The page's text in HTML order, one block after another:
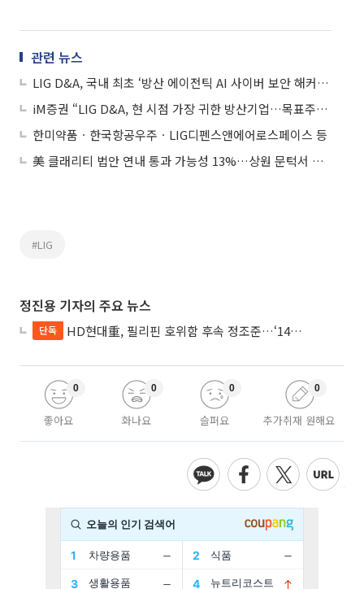
관련 뉴스
LIG D&A, 국내 최초 ‘방산 에이전틱 AI 사이버 보안 해커톤’ 대회 연다
iM증권 “LIG D&A, 현 시점 가장 귀한 방산기업…목표주가 ↑”
한미약품ㆍ한국항공우주ㆍLIG디펜스앤에어로스페이스 등
美 클래리티 법안 연내 통과 가능성 13%…상원 문턱서 제동
#LIG
정진용 기자의 주요 뉴스
단독 HD현대重, 필리핀 호위함 후속 정조준…‘14척+α’ 싹쓸이 노린다
좋아요
0
화나요
0
슬퍼요
0
추가취재 원해요
0